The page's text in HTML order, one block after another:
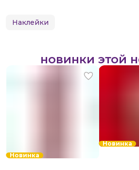
Наклейки
новинки этой
Новинка
Новинка